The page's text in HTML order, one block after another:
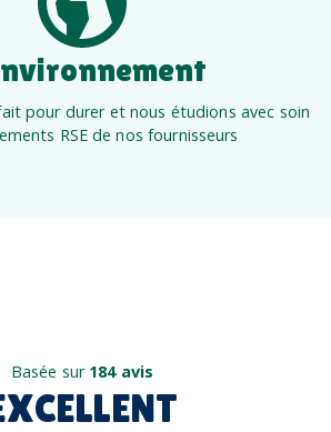
pour durer et nous étudions avec soin
RSE de nos fournisseurs
Basée sur 184 avis